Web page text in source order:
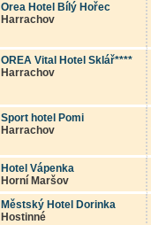
Orea Hotel Bílý Hořec
Harrachov
OREA Vital Hotel Sklář****
Harrachov
Sport hotel Pomi
Harrachov
Hotel Vápenka
Horní Maršov
Městský Hotel Dorinka
Hostinné